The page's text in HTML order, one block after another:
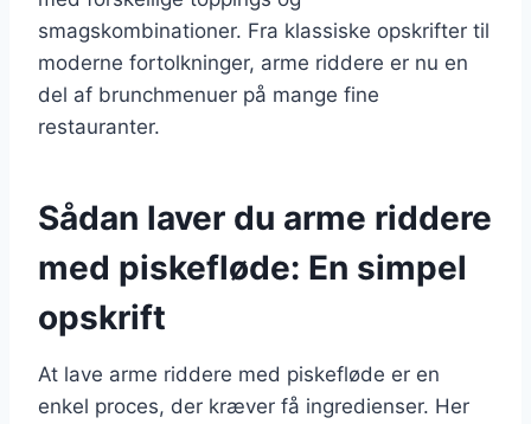
smagskombinationer. Fra klassiske opskrifter til
moderne fortolkninger, arme riddere er nu en
del af brunchmenuer på mange fine
restauranter.
Sådan laver du arme riddere
med piskefløde: En simpel
opskrift
At lave arme riddere med piskefløde er en
enkel proces, der kræver få ingredienser. Her